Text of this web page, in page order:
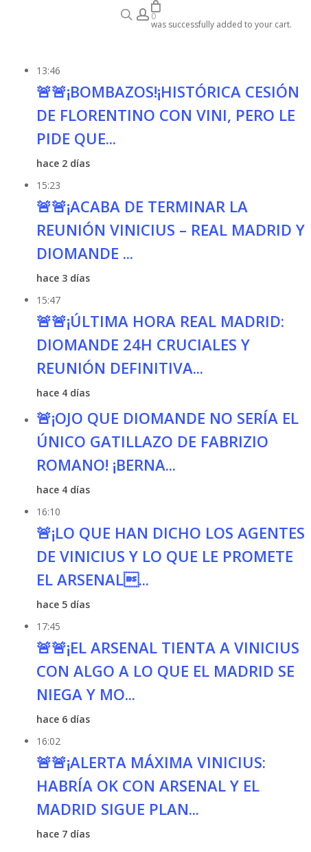
searchaccount
0
was successfully added to your cart.
13:46
🚨🚨¡BOMBAZOS!¡HISTÓRICA CESIÓN
DE FLORENTINO CON VINI, PERO LE
PIDE QUE...
hace 2 días
15:23
🚨🚨¡ACABA DE TERMINAR LA
REUNIÓN VINICIUS – REAL MADRID Y
DIOMANDE ...
hace 3 días
15:47
🚨🚨¡ÚLTIMA HORA REAL MADRID:
DIOMANDE 24H CRUCIALES Y
REUNIÓN DEFINITIVA...
hace 4 días
🚨¡OJO QUE DIOMANDE NO SERÍA EL
ÚNICO GATILLAZO DE FABRIZIO
ROMANO! ¡BERNA...
hace 4 días
16:10
🚨¡LO QUE HAN DICHO LOS AGENTES
DE VINICIUS Y LO QUE LE PROMETE
EL ARSENAL...
hace 5 días
17:45
🚨🚨¡EL ARSENAL TIENTA A VINICIUS
CON ALGO A LO QUE EL MADRID SE
NIEGA Y MO...
hace 6 días
16:02
🚨🚨¡ALERTA MÁXIMA VINICIUS:
HABRÍA OK CON ARSENAL Y EL
MADRID SIGUE PLAN...
hace 7 días